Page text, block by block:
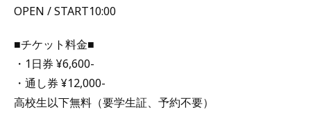
OPEN / START10:00
■チケット料金■
・1日券 ¥6,600-
・通し券 ¥12,000-
高校生以下無料（要学生証、予約不要）